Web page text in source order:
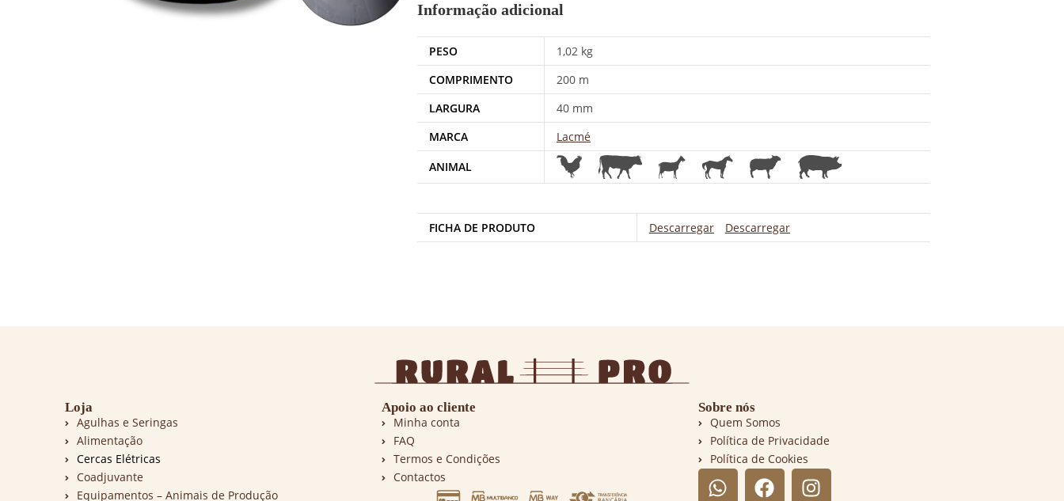
Informação adicional
PESO
1,02 kg
COMPRIMENTO
200 m
LARGURA
40 mm
MARCA
Lacmé
ANIMAL
FICHA DE PRODUTO Descarregar Descarregar
Loja
Agulhas e Seringas
Alimentação
Cercas Elétricas
Coadjuvante
Equipamentos – Animais de Produção
Apoio ao cliente
Minha conta
FAQ
Termos e Condições
Contactos
Sobre nós
Quem Somos
Política de Privacidade
Política de Cookies